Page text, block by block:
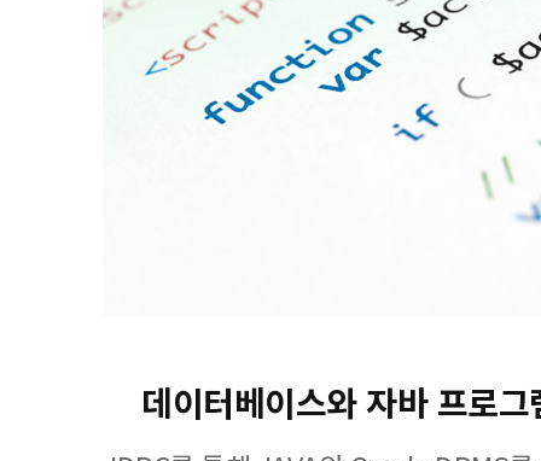
데이터베이스와 자바 프로그